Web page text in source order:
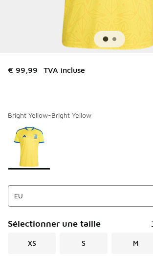
€ 99,99 TVA incluse
Bright Yellow-Bright Yellow
Page 1 sur 1 affichant 1 à 1 des 1
Merci de sélectionner un style
Sélectionner une taille
XS S M